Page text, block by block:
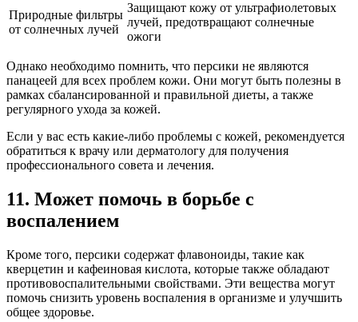
Природные фильтры
от солнечных лучей
Защищают кожу от ультрафиолетовых
лучей, предотвращают солнечные
ожоги
Однако необходимо помнить, что персики не являются
панацеей для всех проблем кожи. Они могут быть полезны в
рамках сбалансированной и правильной диеты, а также
регулярного ухода за кожей.
Если у вас есть какие-либо проблемы с кожей, рекомендуется
обратиться к врачу или дерматологу для получения
профессионального совета и лечения.
11. Может помочь в борьбе с
воспалением
Кроме того, персики содержат флавоноиды, такие как
кверцетин и кафеиновая кислота, которые также обладают
противовоспалительными свойствами. Эти вещества могут
помочь снизить уровень воспаления в организме и улучшить
общее здоровье.